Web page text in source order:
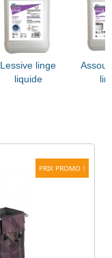
Lessive linge
liquide
PRIX PROMO !